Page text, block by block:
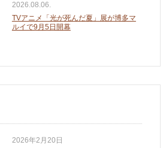
2026.08.06.
TVアニメ「光が死んだ夏」展が博多マ
ルイで9月5日開幕
2026年2月20日